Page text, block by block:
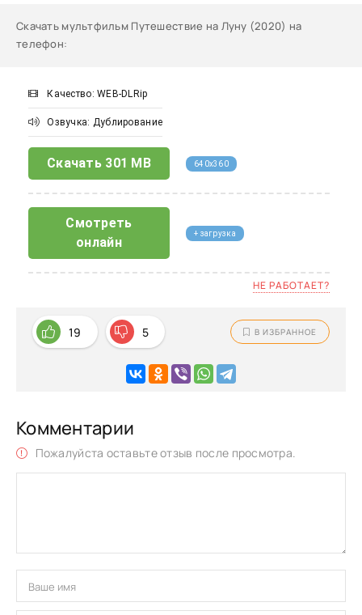
Скачать мультфильм Путешествие на Луну (2020) на
телефон:
Качество: WEB-DLRip
Озвучка: Дублирование
Скачать 301 MB 640x360
Смотреть
онлайн
+ загрузка
НЕ РАБОТАЕТ?
19 5 В ИЗБРАННОЕ
Комментарии
Пожалуйста оставьте отзыв после просмотра.